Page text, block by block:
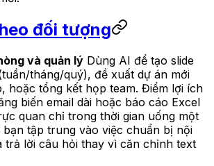
đối tượng
và quản lý Dùng AI để tạo slide
tháng/quý), đề xuất dự án mới
hoặc tổng kết họp team. Điểm lợi ích
biến email dài hoặc báo cáo Excel
quan chỉ trong thời gian uống một
tập trung vào việc chuẩn bị nội
trả lời câu hỏi thay vì căn chỉnh text